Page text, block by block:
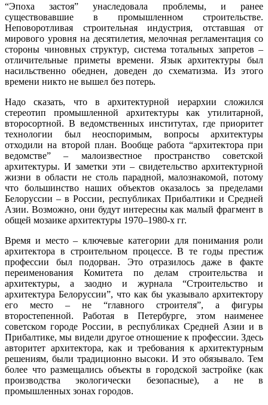
“Эпоха застоя” унаследовала проблемы, и ранее
существовавшие в промышленном строительстве.
Неповоротливая строительная индустрия, отставшая от
мирового уровня на десятилетия, мелочная регламентация со
стороны чиновных структур, система тотальных запретов –
отличительные приметы времени. Язык архитектуры был
насильственно обеднен, доведен до схематизма. Из этого
времени никто не вышел без потерь.
Надо сказать, что в архитектурной иерархии сложился
стереотип промышленной архитектуры как утилитарной,
второсортной. В ведомственных институтах, где приоритет
технологии был неоспоримым, вопросы архитектуры
отходили на второй план. Вообще работа “архитектора при
ведомстве” – малоизвестное пространство советской
архитектуры. И заметки эти – свидетельство архитектурной
жизни в области не столь парадной, малознакомой, потому
что большинство наших объектов оказалось за пределами
Белоруссии – в России, республиках Прибалтики и Средней
Азии. Возможно, они будут интересны как малый фрагмент в
общей мозаике архитектуры 1970–1980-х гг.
Время и место – ключевые категории для понимания роли
архитектора в строительном процессе. В те годы престиж
профессии был подорван. Это отразилось даже в факте
переименования Комитета по делам строительства и
архитектуры, а заодно и журнала “Строительство и
архитектура Белоруссии”, что как бы указывало архитектору
его место – не “главного строителя”, а фигуры
второстепенной. Работая в Петербурге, этом наименее
советском городе России, в республиках Средней Азии и в
Прибалтике, мы видели другое отношение к профессии. Здесь
авторитет архитектора, как и требования к архитектурным
решениям, были традиционно высоки. И это обязывало. Тем
более что размещались объекты в городской застройке (как
производства экологически безопасные), а не в
промышленных зонах городов.